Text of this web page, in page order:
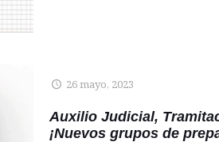
26 mayo, 2023
Auxilio Judicial,
¡Nuevos grupos de